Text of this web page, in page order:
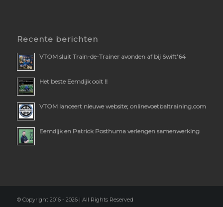
Recente berichten
VTOM sluit Train-de-Trainer avonden af bij Swift’64
Het beste Eemdijk ooit !!
VTOM lanceert nieuwe website; onlinevoetbaltraining.com
Eemdijk en Patrick Posthuma verlengen samenwerking
© Copyright 2016 - 2026 | All Rights Reserved